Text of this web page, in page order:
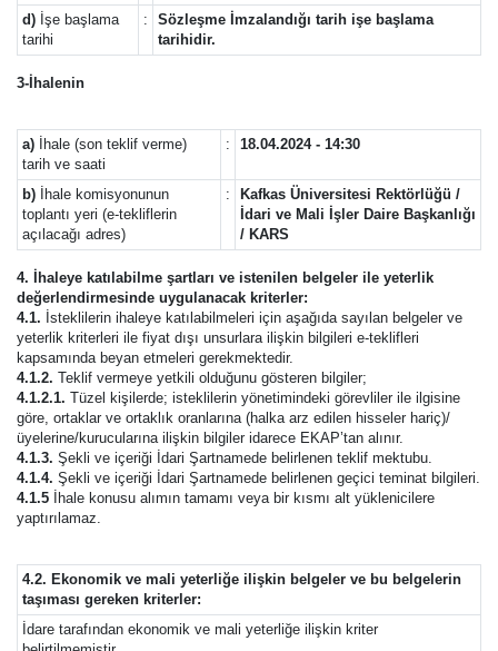
d) İşe başlama
tarihi
:
Sözleşme İmzalandığı tarih işe başlama
tarihidir.
3-İhalenin
a) İhale (son teklif verme)
tarih ve saati
: 18.04.2024 - 14:30
b) İhale komisyonunun
toplantı yeri (e-tekliflerin
açılacağı adres)
:
Kafkas Üniversitesi Rektörlüğü /
İdari ve Mali İşler Daire Başkanlığı
/ KARS
4. İhaleye katılabilme şartları ve istenilen belgeler ile yeterlik
değerlendirmesinde uygulanacak kriterler:
4.1. İsteklilerin ihaleye katılabilmeleri için aşağıda sayılan belgeler ve
yeterlik kriterleri ile fiyat dışı unsurlara ilişkin bilgileri e-teklifleri
kapsamında beyan etmeleri gerekmektedir.
4.1.2. Teklif vermeye yetkili olduğunu gösteren bilgiler;
4.1.2.1. Tüzel kişilerde; isteklilerin yönetimindeki görevliler ile ilgisine
göre, ortaklar ve ortaklık oranlarına (halka arz edilen hisseler hariç)/
üyelerine/kurucularına ilişkin bilgiler idarece EKAP’tan alınır.
4.1.3. Şekli ve içeriği İdari Şartnamede belirlenen teklif mektubu.
4.1.4. Şekli ve içeriği İdari Şartnamede belirlenen geçici teminat bilgileri.
4.1.5
İhale konusu alımın tamamı veya bir kısmı alt yüklenicilere
yaptırılamaz.
4.2. Ekonomik ve mali yeterliğe ilişkin belgeler ve bu belgelerin
taşıması gereken kriterler:
İdare tarafından ekonomik ve mali yeterliğe ilişkin kriter